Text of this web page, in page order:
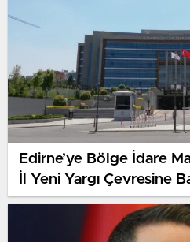
Edirne’ye Bölge İdare
İl Yeni Yargı Çevresine